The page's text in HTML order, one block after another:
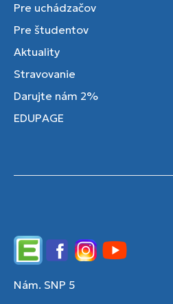
Pre uchádzačov
Pre študentov
Aktuality
Stravovanie
Darujte nám 2%
EDUPAGE
EdupageFacebookInstagram
YouTube
Nám. SNP 5